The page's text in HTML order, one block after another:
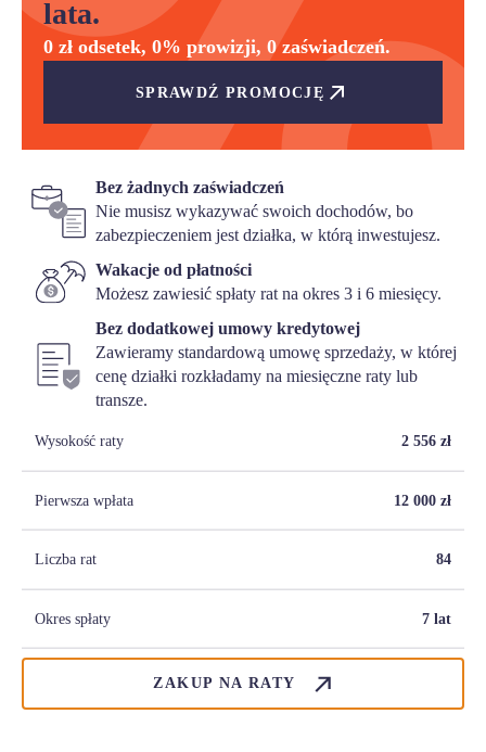
lata.
0 zł odsetek, 0% prowizji, 0 zaświadczeń.
SPRAWDŹ PROMOCJĘ
Bez żadnych zaświadczeń
Nie musisz wykazywać swoich dochodów, bo
zabezpieczeniem jest działka, w którą inwestujesz.
Wakacje od płatności
Możesz zawiesić spłaty rat na okres 3 i 6 miesięcy.
Bez dodatkowej umowy kredytowej
Zawieramy standardową umowę sprzedaży, w której
cenę działki rozkładamy na miesięczne raty lub
transze.
Wysokość raty 2 556 zł
Pierwsza wpłata 12 000 zł
Liczba rat 84
Okres spłaty 7 lat
ZAKUP NA RATY